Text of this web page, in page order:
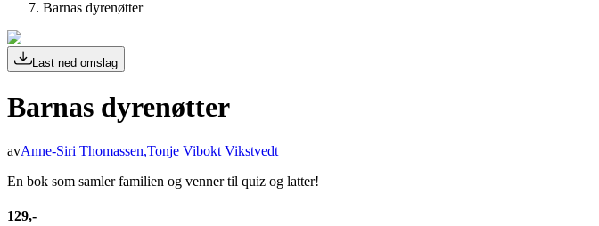
Barnas dyrenøtter
Last ned omslag
Barnas dyrenøtter
avAnne-Siri Thomassen,Tonje Vibokt Vikstvedt
En bok som samler familien og venner til quiz og latter!
129,-